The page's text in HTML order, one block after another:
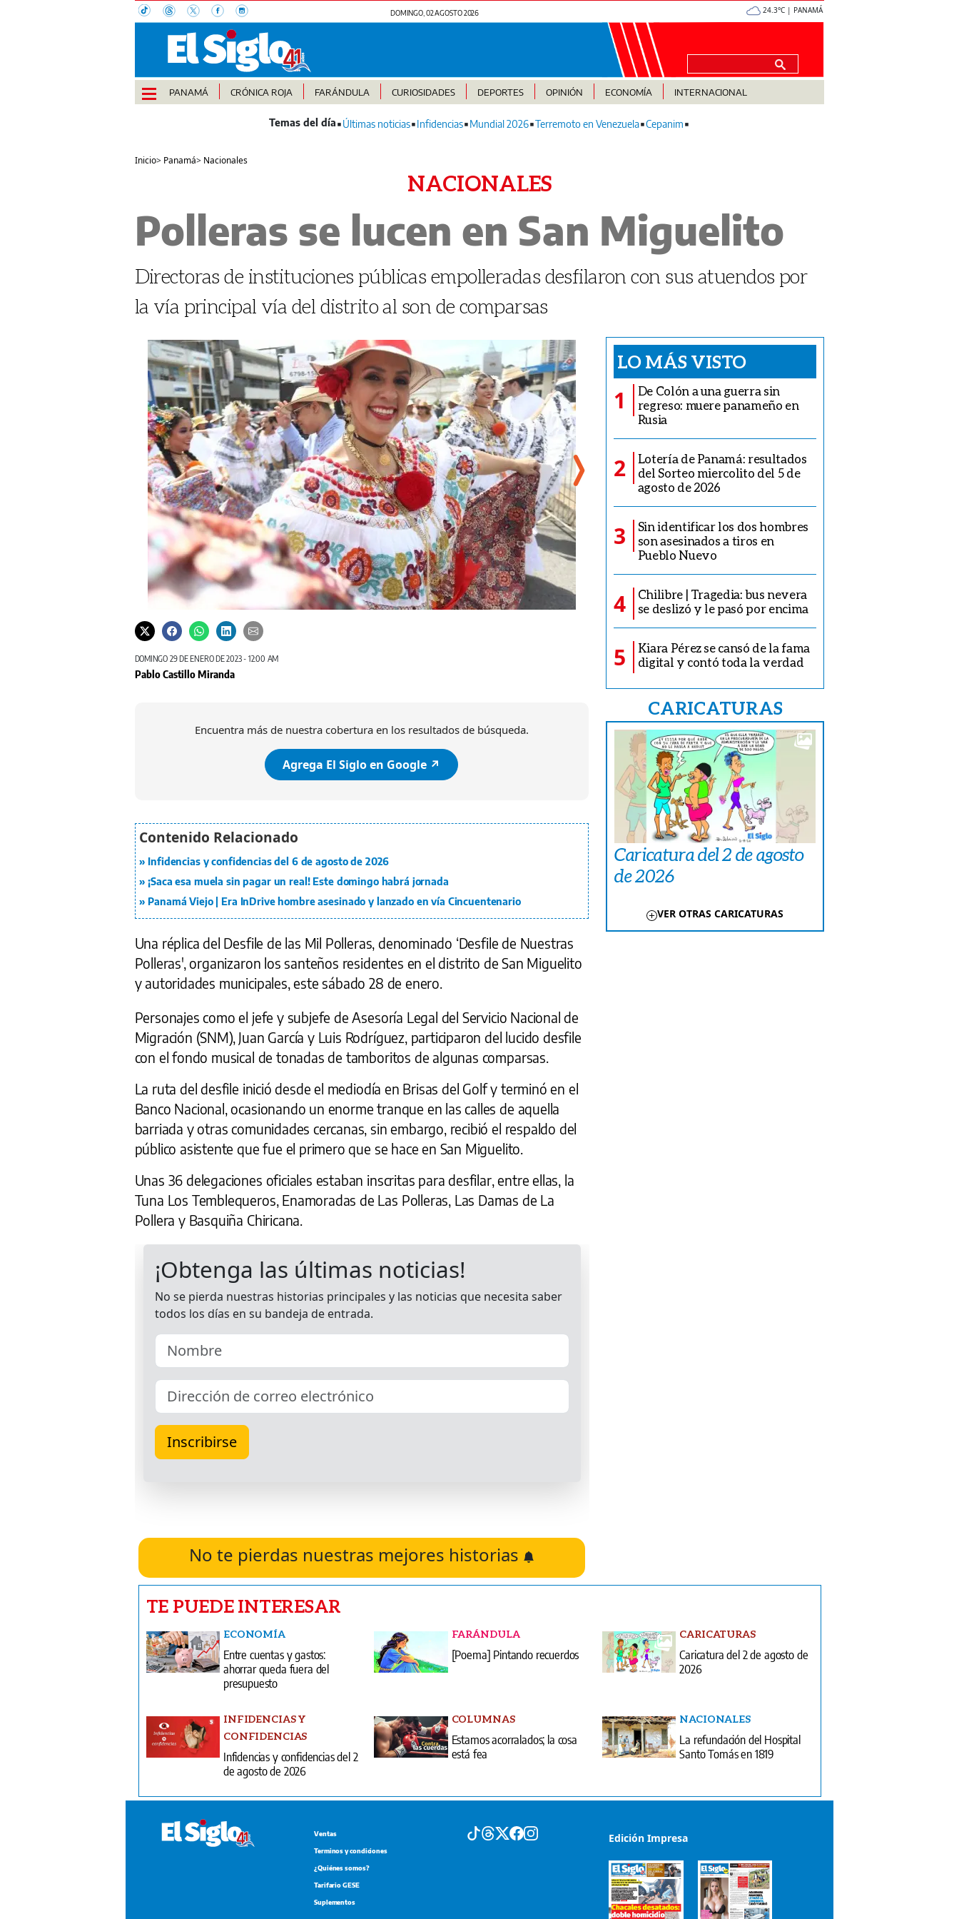
DOMINGO, 02 AGOSTO 2026 24.3°C | PANAMÁ
PANAMÁ CRÓNICA ROJA FARÁNDULA CURIOSIDADES DEPORTES OPINIÓN ECONOMÍA INTERNACIONAL
Últimas noticias Infidencias Mundial 2026 Terremoto en Venezuela Cepanim
Inicio> Panamá> Nacionales
NACIONALES
Polleras se lucen en San Miguelito
Directoras de instituciones públicas empolleradas desfilaron con sus atuendos por
la vía principal vía del distrito al son de comparsas
El desfile se extendió hasta horas de la noche de ayer sábado a lo largo de las comunidades del distrito de San Miguelito.
DOMINGO 29 DE ENERO DE 2023 - 12:00 AM
Pablo Castillo Miranda
Encuentra más de nuestra cobertura en los resultados de búsqueda.
Agrega El Siglo en Google ↗️
Infidencias y confidencias del 6 de agosto de 2026
¡Saca esa muela sin pagar un real! Este domingo habrá jornada
Panamá Viejo | Era InDrive hombre asesinado y lanzado en vía Cincuentenario
Una réplica del Desfile de las Mil Polleras, denominado ‘Desfile de Nuestras
Polleras', organizaron los santeños residentes en el distrito de San Miguelito
y autoridades municipales, este sábado 28 de enero.
Personajes como el jefe y subjefe de Asesoría Legal del Servicio Nacional de
Migración (SNM), Juan García y Luis Rodríguez, participaron del lucido desfile
con el fondo musical de tonadas de tamboritos de algunas comparsas.
La ruta del desfile inició desde el mediodía en Brisas del Golf y terminó en el
Banco Nacional, ocasionando un enorme tranque en las calles de aquella
barriada y otras comunidades cercanas, sin embargo, recibió el respaldo del
público asistente que fue el primero que se hace en San Miguelito.
Unas 36 delegaciones oficiales estaban inscritas para desfilar, entre ellas, la
Tuna Los Temblequeros, Enamoradas de Las Polleras, Las Damas de La
Pollera y Basquiña Chiricana.
No te pierdas nuestras mejores historias
LO MÁS VISTO
1
De Colón a una guerra sin
regreso: muere panameño en
Rusia
2
Lotería de Panamá: resultados
del Sorteo miercolito del 5 de
agosto de 2026
3
Sin identificar los dos hombres
son asesinados a tiros en
Pueblo Nuevo
4
Chilibre | Tragedia: bus nevera
se deslizó y le pasó por encima
5
Kiara Pérez se cansó de la fama
digital y contó toda la verdad
CARICATURAS
Caricatura del 2 de agosto
de 2026
VER OTRAS CARICATURAS
TE PUEDE INTERESAR
ECONOMÍA
Entre cuentas y gastos:
ahorrar queda fuera del
presupuesto
FARÁNDULA
[Poema] Pintando recuerdos
CARICATURAS
Caricatura del 2 de agosto de
2026
INFIDENCIAS Y
CONFIDENCIAS
Infidencias y confidencias del 2
de agosto de 2026
COLUMNAS
Estamos acorralados; la cosa
está fea
NACIONALES
La refundación del Hospital
Santo Tomás en 1819
Ventas
Terminos y condiciones
¿Quiénes somos?
Tarifario GESE
Suplementos
Edición Impresa